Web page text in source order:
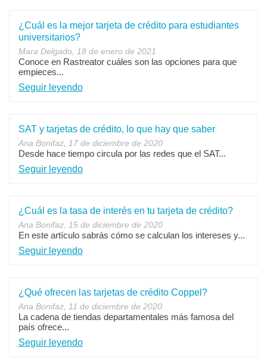
¿Cuál es la mejor tarjeta de crédito para estudiantes
universitarios?
Mara Delgado, 18 de enero de 2021
Conoce en Rastreator cuáles son las opciones para que
empieces...
Seguir leyendo
SAT y tarjetas de crédito, lo que hay que saber
Ana Bonifaz, 17 de diciembre de 2020
Desde hace tiempo circula por las redes que el SAT...
Seguir leyendo
¿Cuál es la tasa de interés en tu tarjeta de crédito?
Ana Bonifaz, 15 de diciembre de 2020
En este artículo sabrás cómo se calculan los intereses y...
Seguir leyendo
¿Qué ofrecen las tarjetas de crédito Coppel?
Ana Bonifaz, 11 de diciembre de 2020
La cadena de tiendas departamentales más famosa del
país ofrece...
Seguir leyendo